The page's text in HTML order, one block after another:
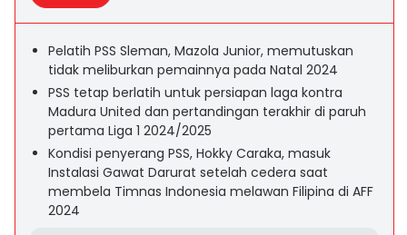
Pelatih PSS Sleman, Mazola Junior, memutuskan
tidak meliburkan pemainnya pada Natal 2024
PSS tetap berlatih untuk persiapan laga kontra
Madura United dan pertandingan terakhir di paruh
pertama Liga 1 2024/2025
Kondisi penyerang PSS, Hokky Caraka, masuk
Instalasi Gawat Darurat setelah cedera saat
membela Timnas Indonesia melawan Filipina di AFF
2024